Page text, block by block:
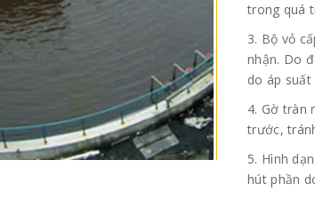
trong quá
3. Bộ vỏ
nhận. Do
do áp
4. Gờ tràn
trước,
5. Hình
hút phần